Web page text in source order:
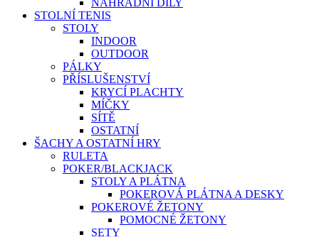
NÁHRADNÍ DÍLY
STOLNÍ TENIS
STOLY
INDOOR
OUTDOOR
PÁLKY
PŘÍSLUŠENSTVÍ
KRYCÍ PLACHTY
MÍČKY
SÍTĚ
OSTATNÍ
ŠACHY A OSTATNÍ HRY
RULETA
POKER/BLACKJACK
STOLY A PLÁTNA
POKEROVÁ PLÁTNA A DESKY
POKEROVÉ ŽETONY
POMOCNÉ ŽETONY
SETY